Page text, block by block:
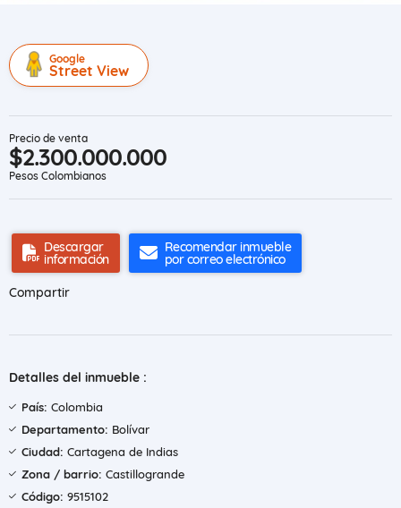
Google
Street View
Precio de venta
$2.300.000.000
Pesos Colombianos
Descargar
información
Recomendar inmueble
por correo electrónico
Compartir
Detalles del inmueble :
País: Colombia
Departamento: Bolívar
Ciudad: Cartagena de Indias
Zona / barrio: Castillogrande
Código: 9515102